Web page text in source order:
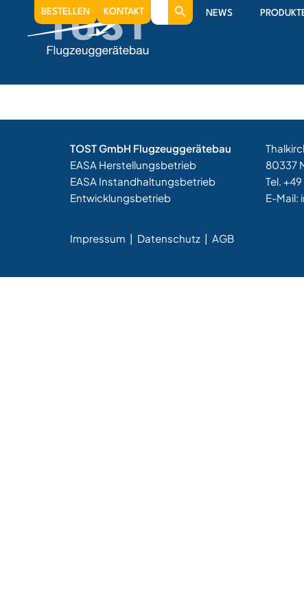
NEWS
BESTELLEN KONTAKT
Search
for:
1955
Beginn der Fertigung von Flugzeugrädern:
TOST GmbH Flugzeuggerätebau
EASA Herstellungsbetrieb
EASA Instandhaltungsbetrieb
Entwicklungsbetrieb
80337
Tel. +49
E-Mail:
Impressum | Datenschutz | AGB